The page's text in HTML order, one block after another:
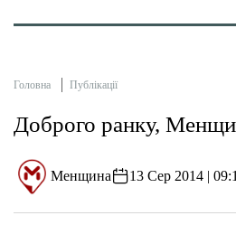
Головна Публікації
Доброго ранку,
Менщина 13 Сер 2014 |